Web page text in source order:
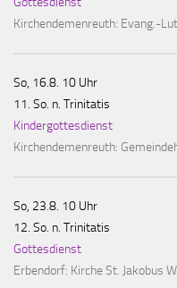
Kirchendemenreuth: Evang.-
So, 16.8. 10 Uhr
11. So. n. Trinitatis
Kindergottesdienst
Kirchendemenreuth:
So, 23.8. 10 Uhr
12. So. n. Trinitatis
Gottesdienst
Erbendorf: Kirche St. Jakobus